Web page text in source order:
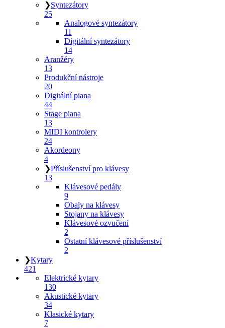
❯Syntezátory
25
Analogové syntezátory
11
Digitální syntezátory
14
Aranžéry
13
Produkční nástroje
20
Digitální piana
44
Stage piana
13
MIDI kontrolery
24
Akordeony
4
❯Příslušenství pro klávesy
13
Klávesové pedály
9
Obaly na klávesy
Stojany na klávesy
Klávesové ozvučení
2
Ostatní klávesové příslušenství
2
❯Kytary
421
Elektrické kytary
130
Akustické kytary
34
Klasické kytary
7